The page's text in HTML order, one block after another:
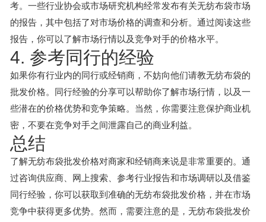
考。一些行业协会或市场研究机构经常发布有关无纺布袋市场
的报告，其中包括了对市场价格的调查和分析。通过阅读这些
报告，你可以了解市场行情以及竞争对手的价格水平。
4. 参考同行的经验
如果你有行业内的同行或经销商，不妨向他们请教无纺布袋的
批发价格。同行经验的分享可以帮助你了解市场行情，以及一
些潜在的价格优势和竞争策略。当然，你需要注意保护商业机
密，不要在竞争对手之间泄露自己的商业利益。
总结
了解无纺布袋批发价格对商家和经销商来说是非常重要的。通
过咨询供应商、网上搜索、参考行业报告和市场调研以及借鉴
同行经验，你可以获取到准确的无纺布袋批发价格，并在市场
竞争中获得更多优势。然而，需要注意的是，无纺布袋批发价